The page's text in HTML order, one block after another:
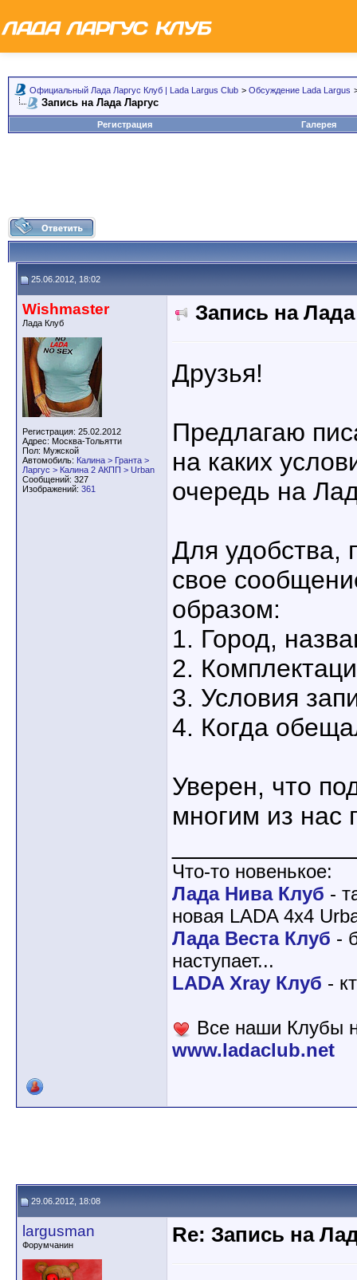
Официальный Лада Ларгус Клуб | Lada Largus Club > Обсуждение Lada Largus
Запись на Лада Ларгус
Регистрация Галерея
25.06.2012, 18:02
Wishmaster
Лада Клуб
Регистрация: 25.02.2012
Адрес: Москва-Тольятти
Пол: Мужской
Автомобиль: Калина > Гранта >
Ларгус > Калина 2 АКПП > Urban
Сообщений: 327
Изображений: 361
Запись на
Друзья!
Предлагаю
на каких
очередь на
Для удобства,
свое
образом:
1. Город,
2.
3. Условия
4. Когда
Уверен, что
многим из нас
Что-то новенькое:
Лада Нива Клуб -
новая LADA 4x4
Лада Веста Клуб -
наступает...
LADA Xray Клуб -
Все наши Клубы
www.ladaclub.net
29.06.2012, 18:08
largusman
Форумчанин Re: Запись на